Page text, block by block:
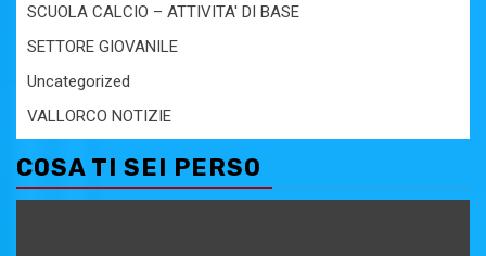
SCUOLA CALCIO – ATTIVITA' DI BASE
SETTORE GIOVANILE
Uncategorized
VALLORCO NOTIZIE
COSA TI SEI PERSO